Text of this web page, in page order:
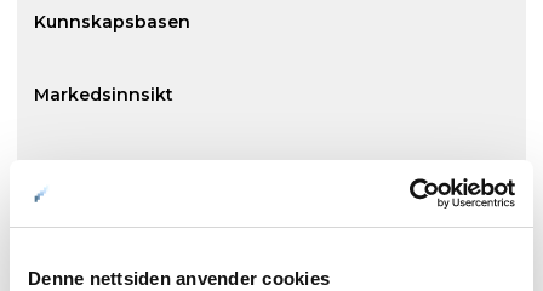
Denne nettsiden anvender cookies
Kunnskapsbasen
Markedsinnsikt